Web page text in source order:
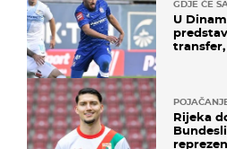
GDJE ĆE
U
Rijeka